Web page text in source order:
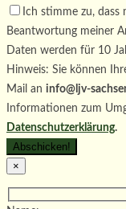
Ich stimme zu,
Beantwortung meiner
Daten werden für 10
Hinweis: Sie können
Mail an info@ljv-
Informationen zum
Datenschutzerklärung.
×